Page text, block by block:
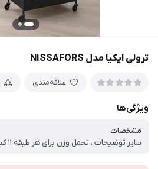
ترولی ایکیا مدل NISSAFORS
علاقه‌مندی
ویژگی‌ها
مشخصات